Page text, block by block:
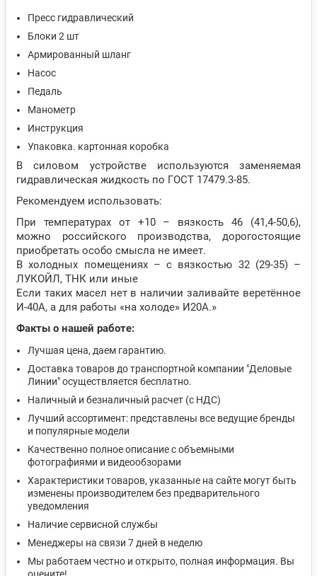
Пресс гидравлический
Блоки 2 шт
Армированный шланг
Насос
Педаль
Манометр
Инструкция
Упаковка. картонная коробка
В силовом устройстве используются заменяемая
гидравлическая жидкость по ГОСТ 17479.3-85.
Рекомендуем использовать:
При температурах от +10 – вязкость 46 (41,4-50,6),
можно российского производства, дорогостоящие
приобретать особо смысла не имеет.
В холодных помещениях – с вязкостью 32 (29-35) –
ЛУКОЙЛ, ТНК или иные
Если таких масел нет в наличии заливайте веретённое
И-40А, а для работы «на холоде» И20А.»
Факты о нашей работе:
Лучшая цена, даем гарантию.
Доставка товаров до транспортной компании "Деловые
Линии" осуществляется бесплатно.
Наличный и безналичный расчет (с НДС)
Лучший ассортимент: представлены все ведущие бренды
и популярные модели
Качественно полное описание с объемными
фотографиями и видеообзорами
Характеристики товаров, указанные на сайте могут быть
изменены производителем без предварительного
уведомления
Наличие сервисной службы
Менеджеры на связи 7 дней в неделю
Мы работаем честно и открыто, полная информация. Вы